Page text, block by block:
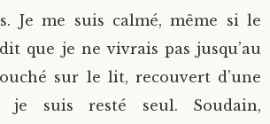
Je me suis calmé, même si le
que je ne vivrais pas jusqu’au
sur le lit, recouvert d’une
je suis resté seul. Soudain,